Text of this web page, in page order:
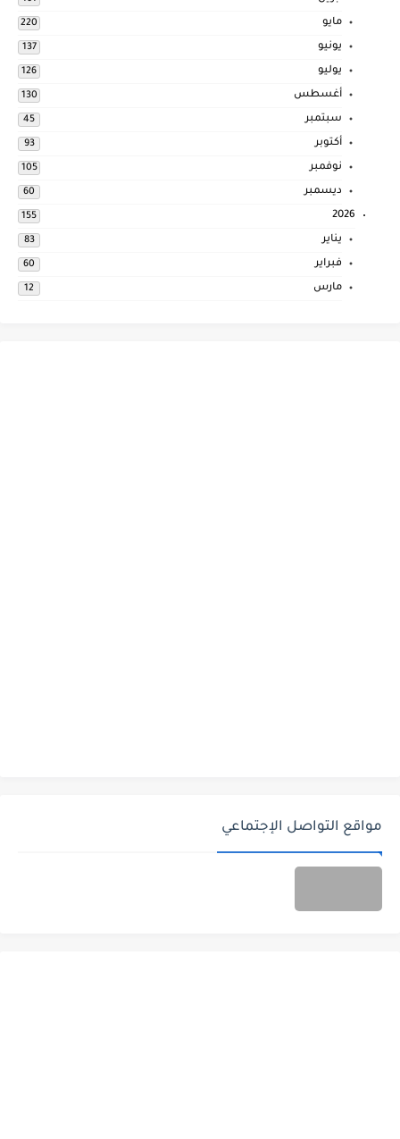
مايو 220
يونيو 137
يوليو 126
أغسطس 130
سبتمبر 45
أكتوبر 93
نوفمبر 105
ديسمبر 60
2026
155
يناير 83
فبراير 60
مارس 12
مواقع التواصل الإجتماعي